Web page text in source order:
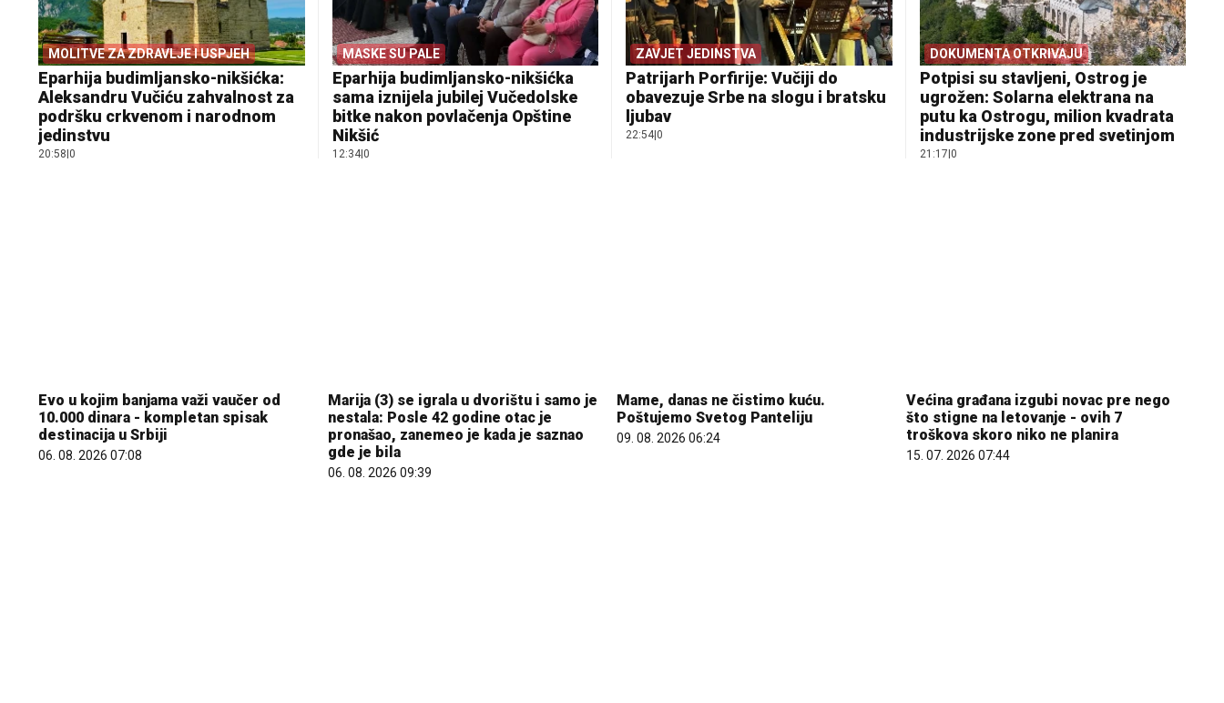
MOLITVE ZA ZDRAVLJE I USPJEH
Eparhija budimljansko-nikšićka:
Aleksandru Vučiću zahvalnost za
podršku crkvenom i narodnom
jedinstvu
20:58 0
MASKE SU PALE
Eparhija budimljansko-nikšićka
sama iznijela jubilej Vučedolske
bitke nakon povlačenja Opštine
Nikšić
12:34| 0
ZAVJET JEDINSTVA
Patrijarh Porfirije: Vučiji do
obavezuje Srbe na slogu i bratsku
ljubav
22:54 0
DOKUMENTA OTKRIVAJU
Potpisi su stavljeni, Ostrog je
ugrožen: Solarna elektrana na
putu ka Ostrogu, milion kvadrata
industrijske zone pred svetinjom
21:17 0
Evo u kojim banjama važi vaučer od
10.000 dinara - kompletan spisak
destinacija u Srbiji
06. 08. 2026 07:08
Marija (3) se igrala u dvorištu i samo je
nestala: Posle 42 godine otac je
pronašao, zanemeo je kada je saznao
gde je bila
06. 08. 2026 09:39
Mame, danas ne čistimo kuću.
Poštujemo Svetog Panteliju
09. 08. 2026 06:24
Većina građana izgubi novac pre nego
što stigne na letovanje - ovih 7
troškova skoro niko ne planira
15. 07. 2026 07:44